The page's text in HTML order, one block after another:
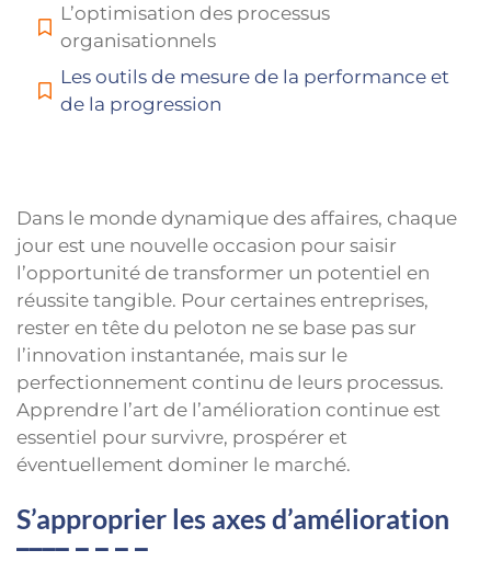
L’optimisation des processus
organisationnels
Les outils de mesure de la performance et
de la progression
Dans le monde dynamique des affaires, chaque
jour est une nouvelle occasion pour saisir
l’opportunité de transformer un potentiel en
réussite tangible. Pour certaines entreprises,
rester en tête du peloton ne se base pas sur
l’innovation instantanée, mais sur le
perfectionnement continu de leurs processus.
Apprendre l’art de l’amélioration continue est
essentiel pour survivre, prospérer et
éventuellement dominer le marché.
S’approprier les axes d’amélioration